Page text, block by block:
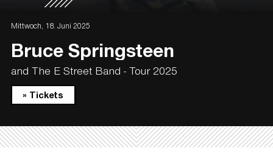
Mittwoch, 18. Juni 2025
Bruce Springsteen
and The E Street Band - Tour 2025
» Tickets